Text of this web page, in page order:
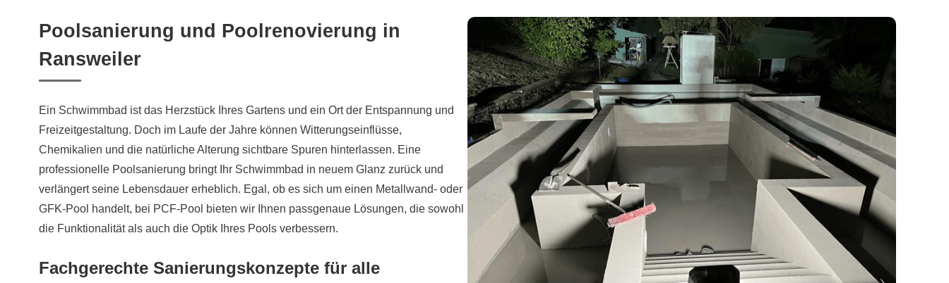
Poolsanierung und Poolrenovierung in
Ransweiler
Ein Schwimmbad ist das Herzstück Ihres Gartens und ein Ort der Entspannung und
Freizeitgestaltung. Doch im Laufe der Jahre können Witterungseinflüsse,
Chemikalien und die natürliche Alterung sichtbare Spuren hinterlassen. Eine
professionelle Poolsanierung bringt Ihr Schwimmbad in neuem Glanz zurück und
verlängert seine Lebensdauer erheblich. Egal, ob es sich um einen Metallwand- oder
GFK-Pool handelt, bei PCF-Pool bieten wir Ihnen passgenaue Lösungen, die sowohl
die Funktionalität als auch die Optik Ihres Pools verbessern.
Fachgerechte Sanierungskonzepte für alle